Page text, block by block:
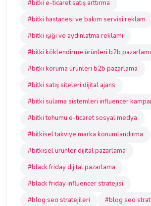
#bitki e-ticaret satış arttırma
#bitki hastanesi ve bakım servisi reklam
#bitki ışığı ve aydınlatma reklamı
#bitki köklendirme ürünleri b2b
#bitki koruma ürünleri b2b pazarlama
#bitki satış siteleri dijital ajans
#bitki sulama sistemleri influencer
#bitki tohumu e-ticaret sosyal medya
#bitkisel takviye marka konumlandırma
#bitkisel ürünler dijital pazarlama
#black friday dijital pazarlama
#black friday influencer stratejisi
#blog seo stratejileri
#blog seo